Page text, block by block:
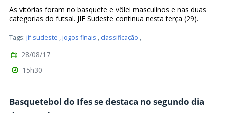
As vitórias foram no basquete e vôlei masculinos e nas duas
categorias do futsal. JIF Sudeste continua nesta terça (29).
Tags: jif sudeste ,jogos finais , classificação ,
28/08/17
15h30
Basquetebol do Ifes se destaca no segundo dia